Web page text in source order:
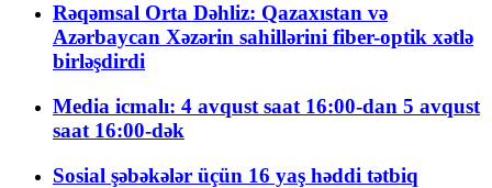
Rəqəmsal Orta Dəhliz: Qazaxıstan və
Azərbaycan Xəzərin sahillərini fiber-optik xətlə
birləşdirdi
Media icmalı: 4 avqust saat 16:00-dan 5 avqust
saat 16:00-dək
Sosial şəbəkələr üçün 16 yaş həddi tətbiq